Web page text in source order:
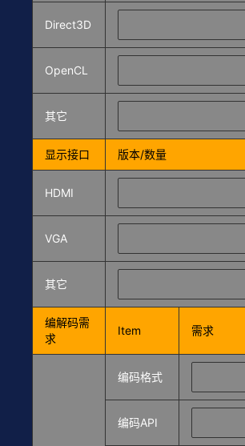
Direct3D
OpenCL
其它
显示接口 版本/数量
HDMI
VGA
其它
编解码需
求
Item 需求
编码格式
编码API